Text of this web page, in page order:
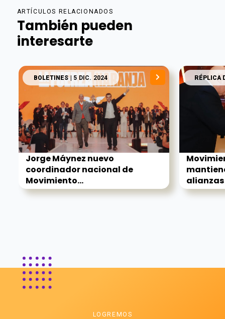
ARTÍCULOS RELACIONADOS
También pueden
interesarte
BOLETINES| 5 DIC. 2024
Jorge Máynez nuevo
coordinador nacional de
Movimiento...
RÉPLICA
LOGREMOS